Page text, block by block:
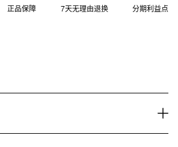
正品保障 7天无理由退换 分期利益点